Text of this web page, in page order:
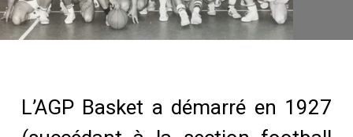
L’AGP Basket a démarré en 1927